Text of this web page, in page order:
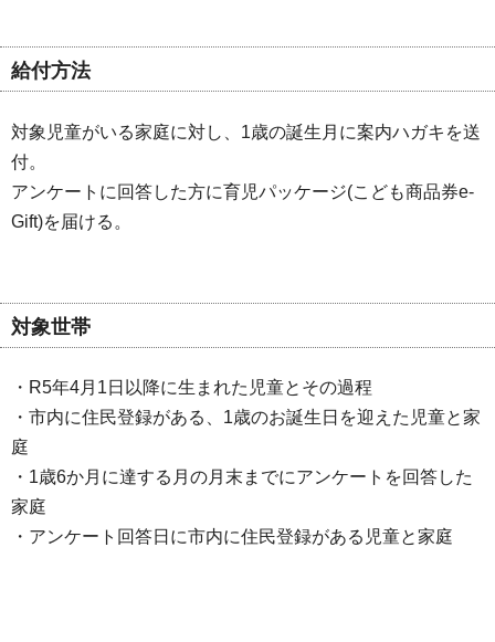
給付方法
対象児童がいる家庭に対し、1歳の誕生月に案内ハガキを送
付。
アンケートに回答した方に育児パッケージ(こども商品券e-
Gift)を届ける。
対象世帯
・R5年4月1日以降に生まれた児童とその過程
・市内に住民登録がある、1歳のお誕生日を迎えた児童と家
庭
・1歳6か月に達する月の月末までにアンケートを回答した
家庭
・アンケート回答日に市内に住民登録がある児童と家庭